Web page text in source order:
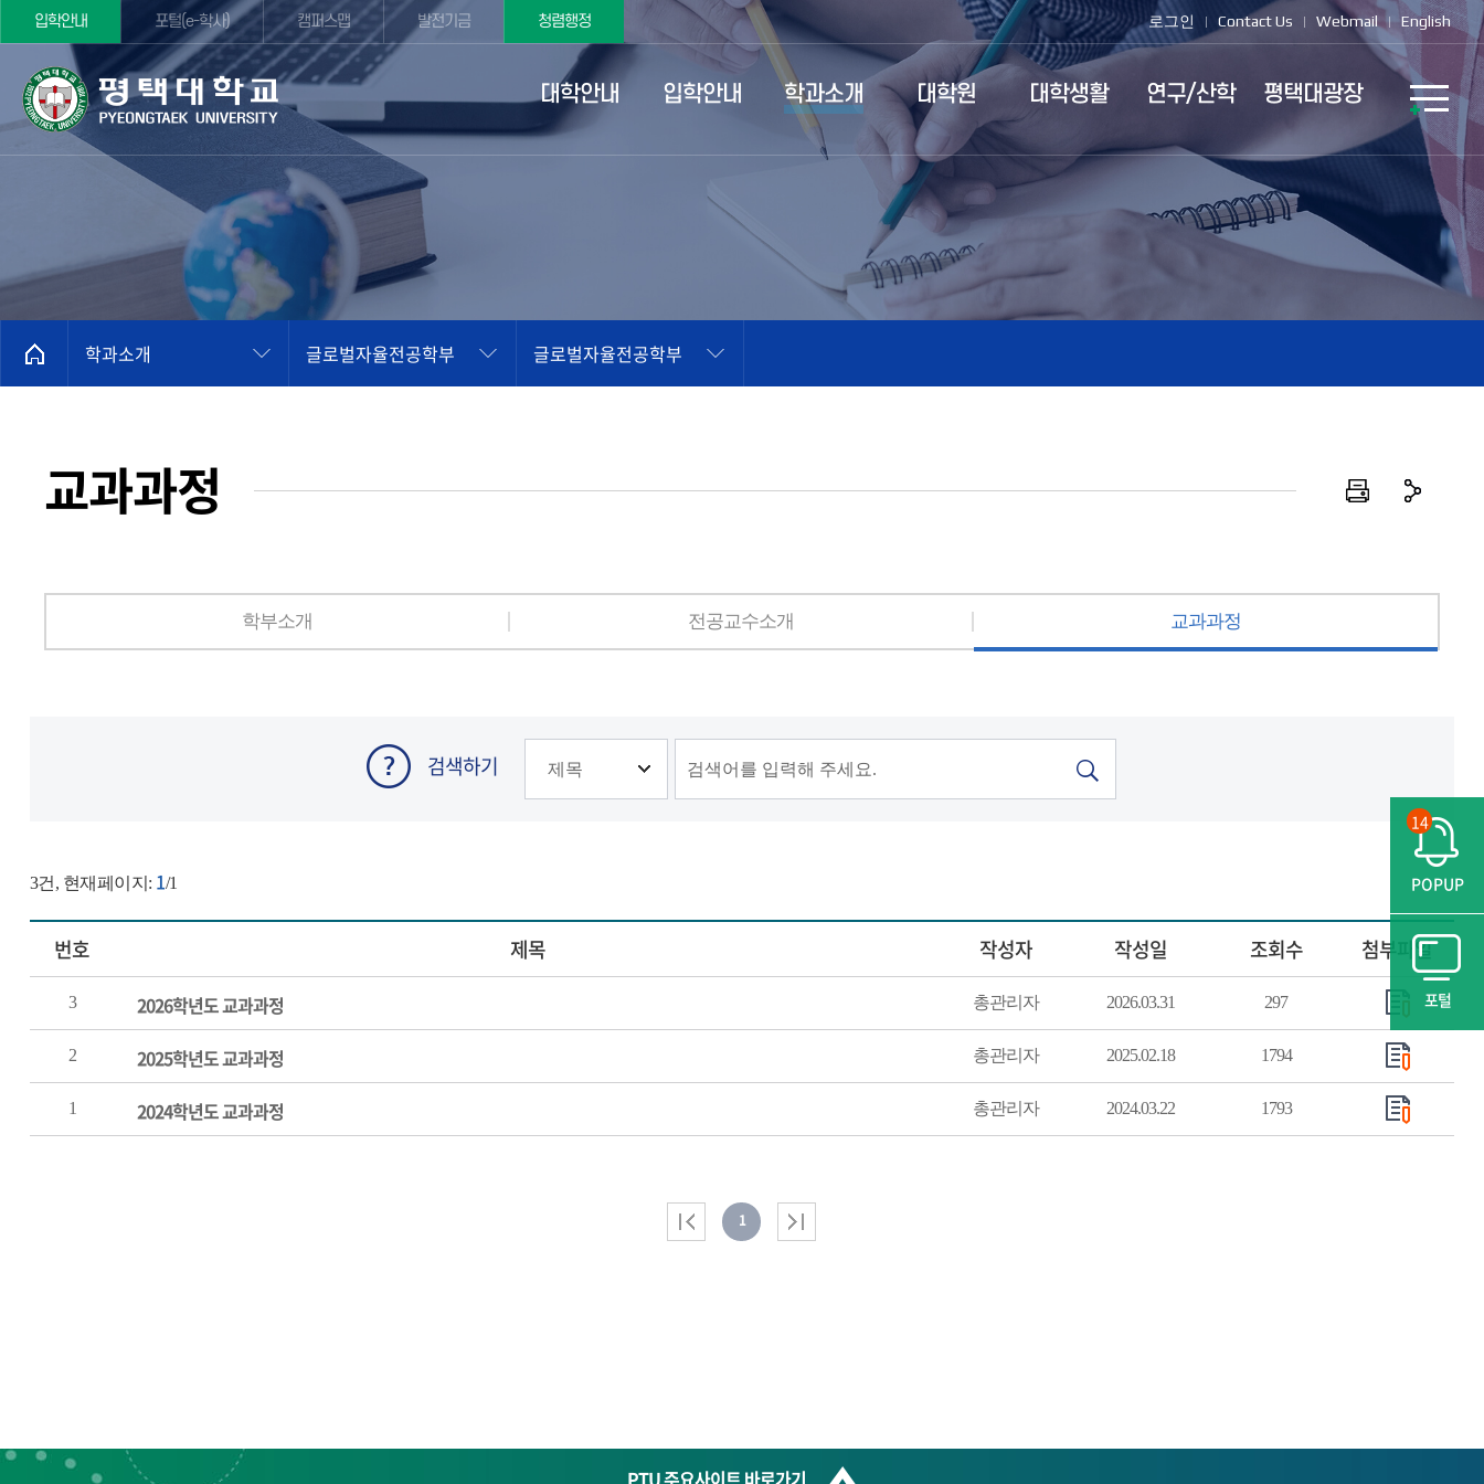
POPUP
14
포털
입학안내 포털(e-학사) 캠퍼스맵 발전기금 청렴행정 로그인 Contact Us Webmail English
대학안내 입학안내 학과소개 대학원 대학생활 연구/산학 평택대광장
학과소개 글로벌자율전공학부 글로벌자율전공학부
교과과정
학부소개 전공교수소개 교과과정
검색하기
3건, 현재페이지: 1/1
번호 제목 작성자 작성일 조회수 첨부파일
3 2026학년도 교과과정 총관리자 2026.03.31 297
2 2025학년도 교과과정 총관리자 2025.02.18 1794
1 2024학년도 교과과정 총관리자 2024.03.22 1793
1